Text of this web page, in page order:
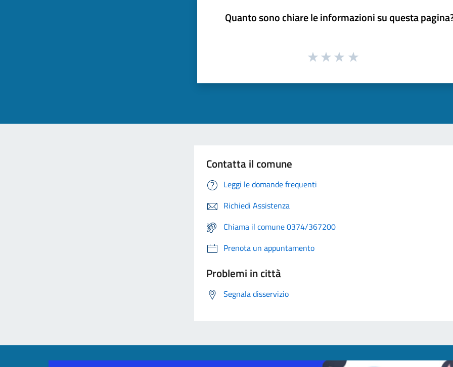
Quanto sono chiare le informazioni su questa
Contatta il comune
Leggi le domande frequenti
Richiedi Assistenza
Chiama il comune 0374/367200
Prenota un appuntamento
Problemi in città
Segnala disservizio